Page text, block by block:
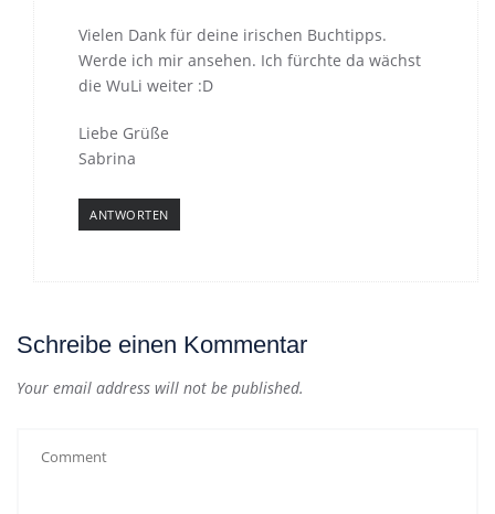
Vielen Dank für deine irischen Buchtipps.
Werde ich mir ansehen. Ich fürchte da wächst
die WuLi weiter :D
Liebe Grüße
Sabrina
ANTWORTEN
Schreibe einen Kommentar
Your email address will not be published.